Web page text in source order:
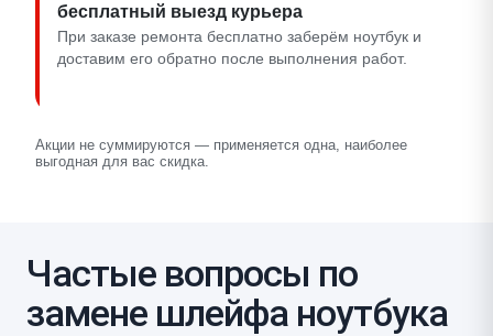
бесплатный выезд курьера
При заказе ремонта бесплатно заберём ноутбук и
доставим его обратно после выполнения работ.
Акции не суммируются — применяется одна, наиболее
выгодная для вас скидка.
Частые вопросы по
замене шлейфа ноутбука